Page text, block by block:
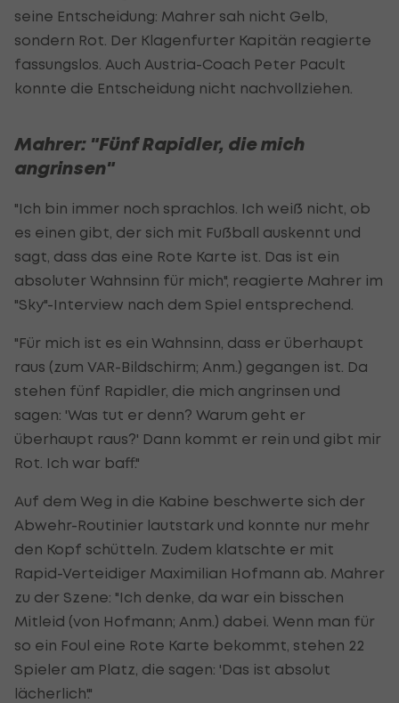
seine Entscheidung: Mahrer sah nicht Gelb,
sondern Rot. Der Klagenfurter Kapitän reagierte
fassungslos. Auch Austria-Coach Peter Pacult
konnte die Entscheidung nicht nachvollziehen.
Mahrer: "Fünf Rapidler, die mich
angrinsen"
"Ich bin immer noch sprachlos. Ich weiß nicht, ob
es einen gibt, der sich mit Fußball auskennt und
sagt, dass das eine Rote Karte ist. Das ist ein
absoluter Wahnsinn für mich", reagierte Mahrer im
"Sky"-Interview nach dem Spiel entsprechend.
"Für mich ist es ein Wahnsinn, dass er überhaupt
raus (zum VAR-Bildschirm; Anm.) gegangen ist. Da
stehen fünf Rapidler, die mich angrinsen und
sagen: 'Was tut er denn? Warum geht er
überhaupt raus?' Dann kommt er rein und gibt mir
Rot. Ich war baff."
Auf dem Weg in die Kabine beschwerte sich der
Abwehr-Routinier lautstark und konnte nur mehr
den Kopf schütteln. Zudem klatschte er mit
Rapid-Verteidiger Maximilian Hofmann ab. Mahrer
zu der Szene: "Ich denke, da war ein bisschen
Mitleid (von Hofmann; Anm.) dabei. Wenn man für
so ein Foul eine Rote Karte bekommt, stehen 22
Spieler am Platz, die sagen: 'Das ist absolut
lächerlich'."